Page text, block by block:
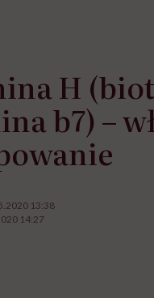
H
b7) –
13:38
14:27